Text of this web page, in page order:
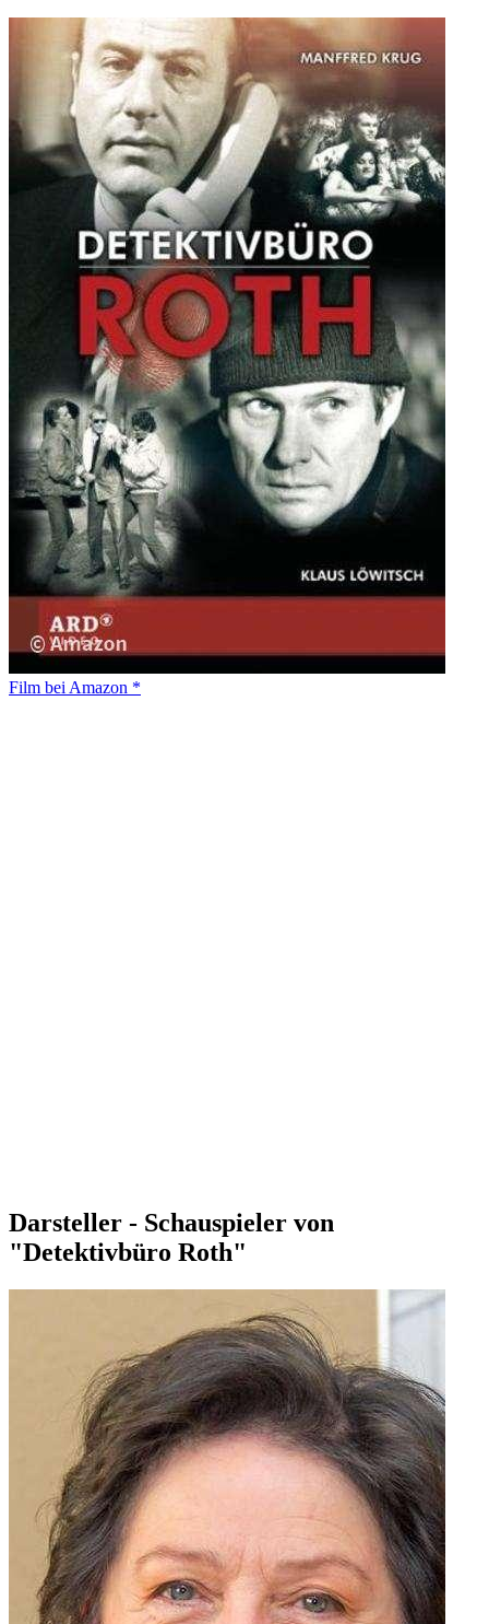
Film bei Amazon *
Darsteller - Schauspieler von
"Detektivbüro Roth"